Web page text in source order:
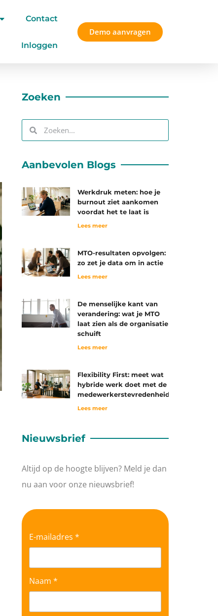
Contact
Inloggen
Demo aanvragen
Zoeken
Aanbevolen Blogs
Werkdruk meten: hoe je
burnout ziet aankomen
voordat het te laat is
Lees meer
MTO-resultaten opvolgen:
zo zet je data om in actie
Lees meer
De menselijke kant van
verandering: wat je MTO
laat zien als de organisatie
schuift
Lees meer
Flexibility First: meet wat
hybride werk doet met de
medewerkerstevredenheid
Lees meer
Nieuwsbrief
Altijd op de hoogte blijven? Meld je dan
nu aan voor onze nieuwsbrief!
E-mailadres *
Naam *